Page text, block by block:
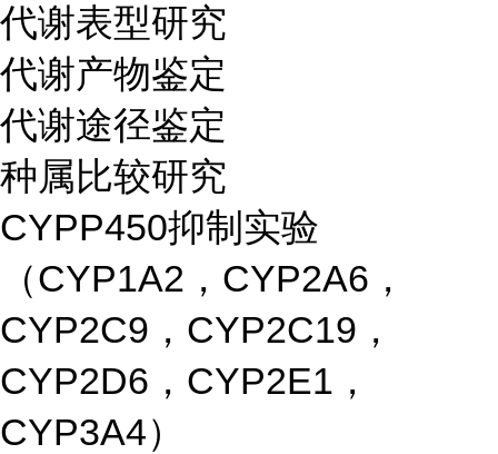
代谢表型研究
代谢产物鉴定
代谢途径鉴定
种属比较研究
CYPP450抑制实验
（CYP1A2，CYP2A6，
CYP2C9，CYP2C19，
CYP2D6，CYP2E1，
CYP3A4）